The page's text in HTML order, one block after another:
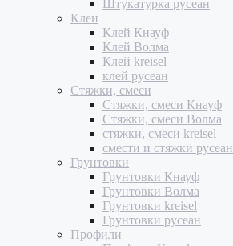
Штукатурка русеан
Клеи
Клей Кнауф
Клей Волма
Клей kreisel
клей русеан
Стяжки, смеси
Стяжки, смеси Кнауф
Стяжки, смеси Волма
стяжки, смеси kreisel
смести и стяжки русеан
Грунтовки
Грунтовки Кнауф
Грунтовки Волма
Грунтовки kreisel
Грунтовки русеан
Профили